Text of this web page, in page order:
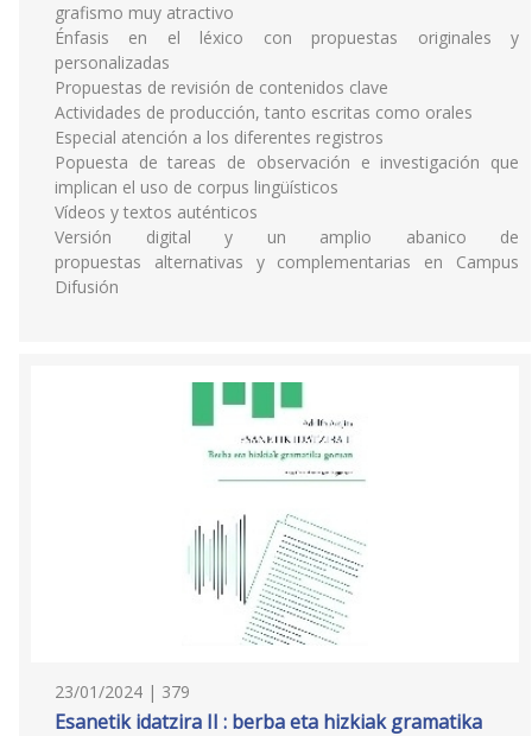
grafismo muy atractivo
Énfasis en el léxico con propuestas originales y
personalizadas
Propuestas de revisión de contenidos clave
Actividades de producción, tanto escritas como orales
Especial atención a los diferentes registros
Popuesta de tareas de observación e investigación que
implican el uso de corpus lingüísticos
Vídeos y textos auténticos
Versión digital y un amplio abanico de
propuestas alternativas y complementarias en Campus
Difusión
23/01/2024 | 379
Esanetik idatzira II : berba eta hizkiak gramatika